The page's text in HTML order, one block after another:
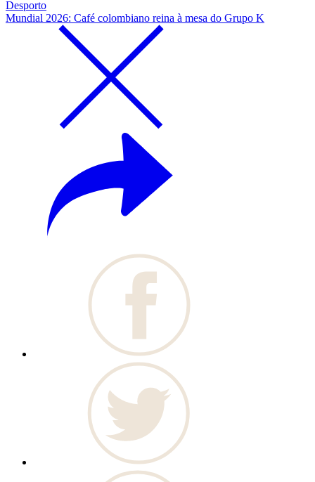
Desporto
Mundial 2026: Café colombiano reina à mesa do Grupo K